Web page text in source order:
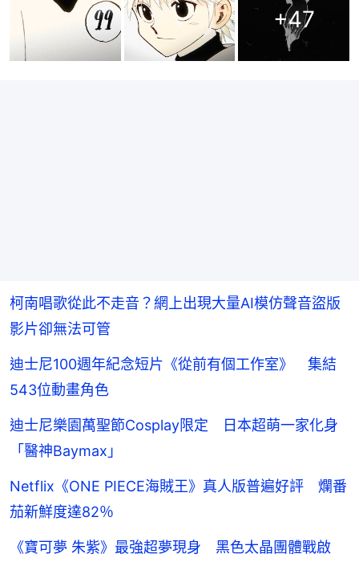
+47
柯南唱歌從此不走音？網上出現大量AI模仿聲音盜版
影片卻無法可管
迪士尼100週年紀念短片《從前有個工作室》 集結
543位動畫角色
迪士尼樂園萬聖節Cosplay限定 日本超萌一家化身
「醫神Baymax」
Netflix《ONE PIECE海賊王》真人版普遍好評 爛番
茄新鮮度達82％
《寶可夢 朱紫》最強超夢現身 黑色太晶團體戰啟